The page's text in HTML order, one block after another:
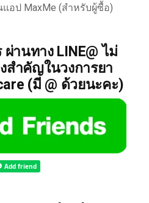
อป MaxMe (สำหรับผู้ซื้อ)
านทาง LINE@ ไม่
สำคัญในวงการยา
(มี @ ด้วยนะคะ)